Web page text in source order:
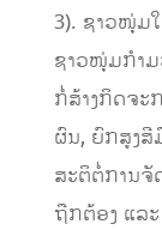
3). ຊາວໜຸ່ມ
ຊາວໜຸ່ມກໍາ
ກໍ່ສ້າງກິດຈະ
ຜົນ, ຍົກສູງສີ
ສະຕິຕໍ່ການຈັ
ຖືກຕ້ອງ ແລ